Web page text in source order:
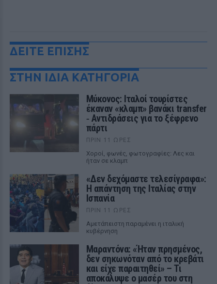
ΔΕΙΤΕ ΕΠΙΣΗΣ
ΣΤΗΝ ΙΔΙΑ ΚΑΤΗΓΟΡΙΑ
Μύκονος: Ιταλοί τουρίστες
έκαναν «κλαμπ» βανάκι transfer
‑ Αντιδράσεις για το ξέφρενο
πάρτι
ΠΡΙΝ 11 ΏΡΕΣ
Χοροί, φωνές, φωτογραφίες: Λες και
ήταν σε κλαμπ
«Δεν δεχόμαστε τελεσίγραφα»:
Η απάντηση της Ιταλίας στην
Ισπανία
ΠΡΙΝ 11 ΏΡΕΣ
Αμετάπειστη παραμένει η ιταλική
κυβέρνηση
Μαραντόνα: «Ήταν πρησμένος,
δεν σηκωνόταν από το κρεβάτι
και είχε παραιτηθεί» – Τι
αποκάλυψε ο μασέρ του στη